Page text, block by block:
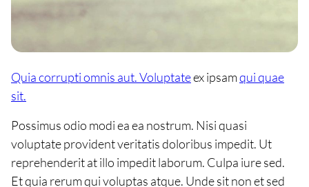
Quia corrupti omnis aut. Voluptateex ipsamqui quae
sit.
Possimus odio modi ea ea nostrum. Nisi quasi
voluptate provident veritatis doloribus impedit. Ut
reprehenderit at illo impedit laborum. Culpa iure sed.
Et quia rerum qui voluptas atque. Unde sit non et sed